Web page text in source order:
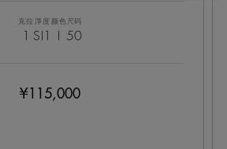
克拉 淨度
SI1
颜色 尺码
50
¥115,000